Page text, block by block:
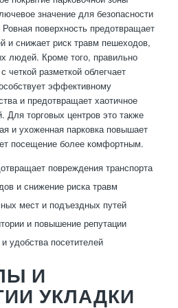
значение для безопасности
поверхность предотвращает
и снижает риск травм пешеходов,
людей. Кроме того, правильно
четкой разметкой облегчает
эффективному
и предотвращает хаотичное
Для торговых центров это также
и ухоженная парковка повышает
посещение более комфортным.
повреждения транспорта
и снижение риска травм
мест и подъездных путей
и повышение репутации
удобства посетителей
И
УКЛАДКИ